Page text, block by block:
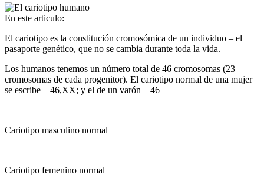
En este articulo:
El cariotipo es la constitución cromosómica de un individuo – el
pasaporte genético, que no se cambia durante toda la vida.
Los humanos tenemos un número total de 46 cromosomas (23
cromosomas de cada progenitor). El cariotipo normal de una mujer
se escribe – 46,ХХ; y el de un varón – 46
Cariotipo masculino normal
Cariotipo femenino normal